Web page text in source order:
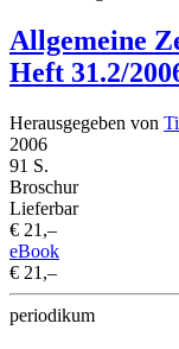
Allgemeine
Heft 31.2/
Herausgegeben von
2006
91 S.
Broschur
Lieferbar
€ 21,–
eBook
€ 21,–
periodikum